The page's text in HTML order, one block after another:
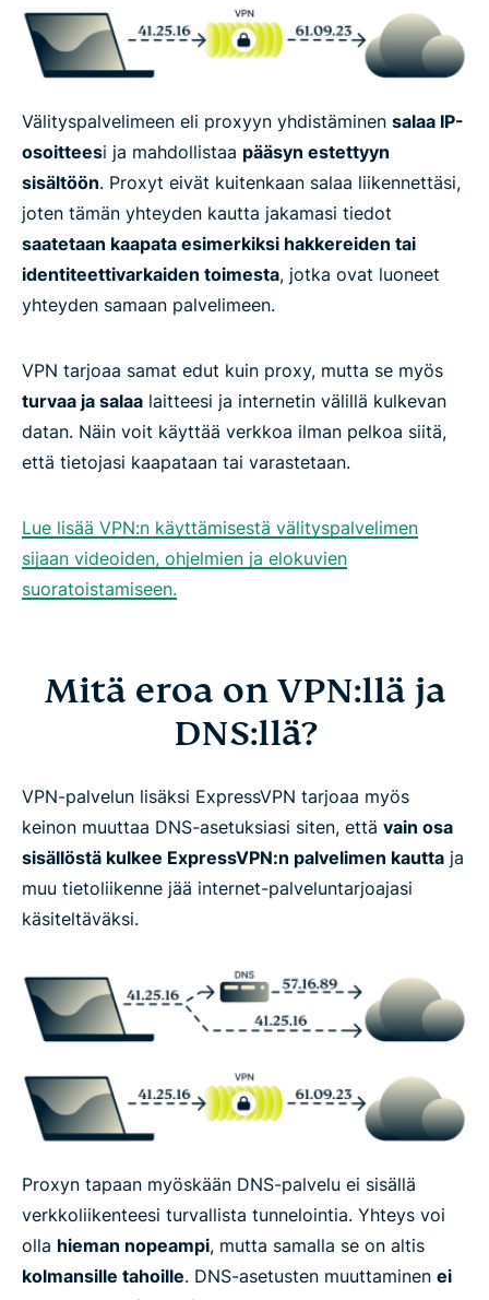
Välityspalvelimeen eli proxyyn yhdistäminen salaa IP-
osoitteesi ja mahdollistaa pääsyn estettyyn
sisältöön. Proxyt eivät kuitenkaan salaa liikennettäsi,
joten tämän yhteyden kautta jakamasi tiedot
saatetaan kaapata esimerkiksi hakkereiden tai
identiteettivarkaiden toimesta, jotka ovat luoneet
yhteyden samaan palvelimeen.
VPN tarjoaa samat edut kuin proxy, mutta se myös
turvaa ja salaa laitteesi ja internetin välillä kulkevan
datan. Näin voit käyttää verkkoa ilman pelkoa siitä,
että tietojasi kaapataan tai varastetaan.
Lue lisää VPN:n käyttämisestä välityspalvelimen
sijaan videoiden, ohjelmien ja elokuvien
suoratoistamiseen.
Mitä eroa on VPN:llä ja
DNS:llä?
VPN-palvelun lisäksi ExpressVPN tarjoaa myös
keinon muuttaa DNS-asetuksiasi siten, että vain osa
sisällöstä kulkee ExpressVPN:n palvelimen kautta ja
muu tietoliikenne jää internet-palveluntarjoajasi
käsiteltäväksi.
Proxyn tapaan myöskään DNS-palvelu ei sisällä
verkkoliikenteesi turvallista tunnelointia. Yhteys voi
olla hieman nopeampi, mutta samalla se on altis
kolmansille tahoille. DNS-asetusten muuttaminen ei